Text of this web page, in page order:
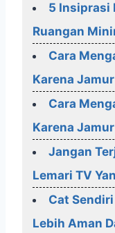
5 Insiprasi
Ruangan
Cara
Karena
Cara
Karena
Jangan
Lemari TV
Cat
Lebih Aman